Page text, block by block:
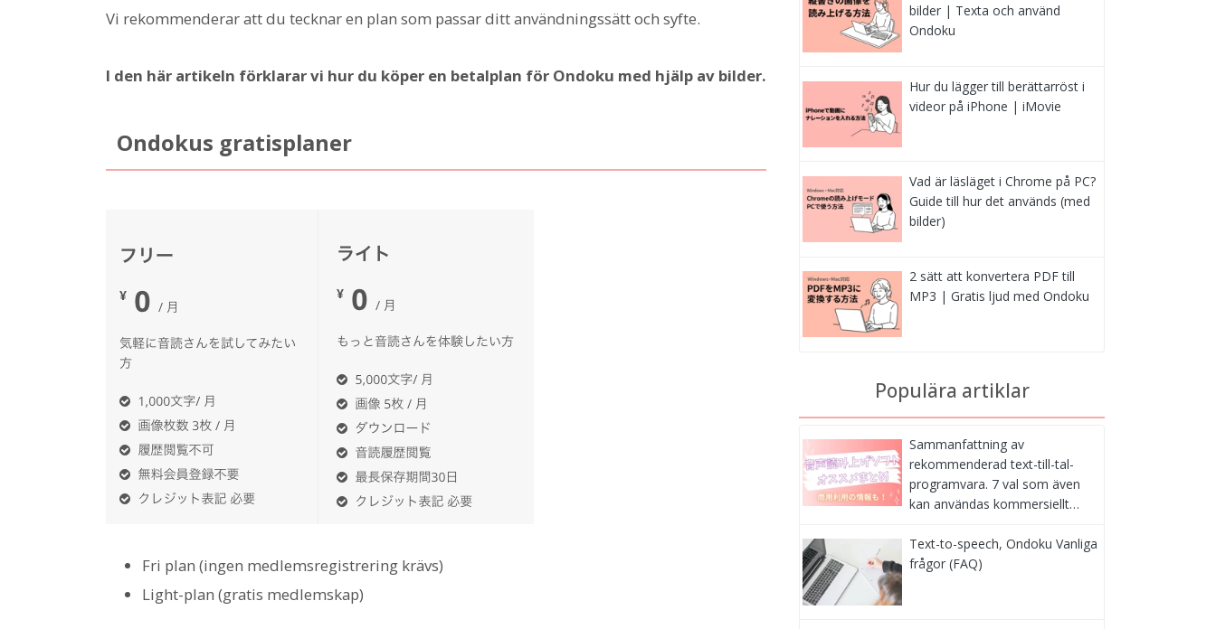
Vi rekommenderar att du tecknar en plan som passar ditt användningssätt och syfte.
I den här artikeln förklarar vi hur du köper en betalplan för Ondoku med hjälp av bilder.
Ondokus gratisplaner
Fri plan (ingen medlemsregistrering krävs)
Light-plan (gratis medlemskap)
bilder | Texta och använd
Ondoku
Hur du lägger till berättarröst i
videor på iPhone | iMovie
Vad är läsläget i Chrome på PC?
Guide till hur det används (med
bilder)
2 sätt att konvertera PDF till
MP3 | Gratis ljud med Ondoku
Populära artiklar
Sammanfattning av
rekommenderad text-till-tal-
programvara. 7 val som även
kan användas kommersiellt…
Text-to-speech, Ondoku Vanliga
frågor (FAQ)